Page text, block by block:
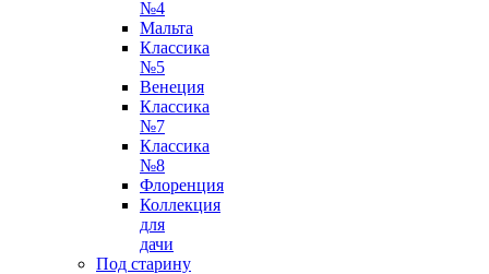
№4
Мальта
Классика
№5
Венеция
Классика
№7
Классика
№8
Флоренция
Коллекция
для
дачи
Под старину